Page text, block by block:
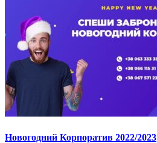
Новогодний Корпоратив 2022/2023